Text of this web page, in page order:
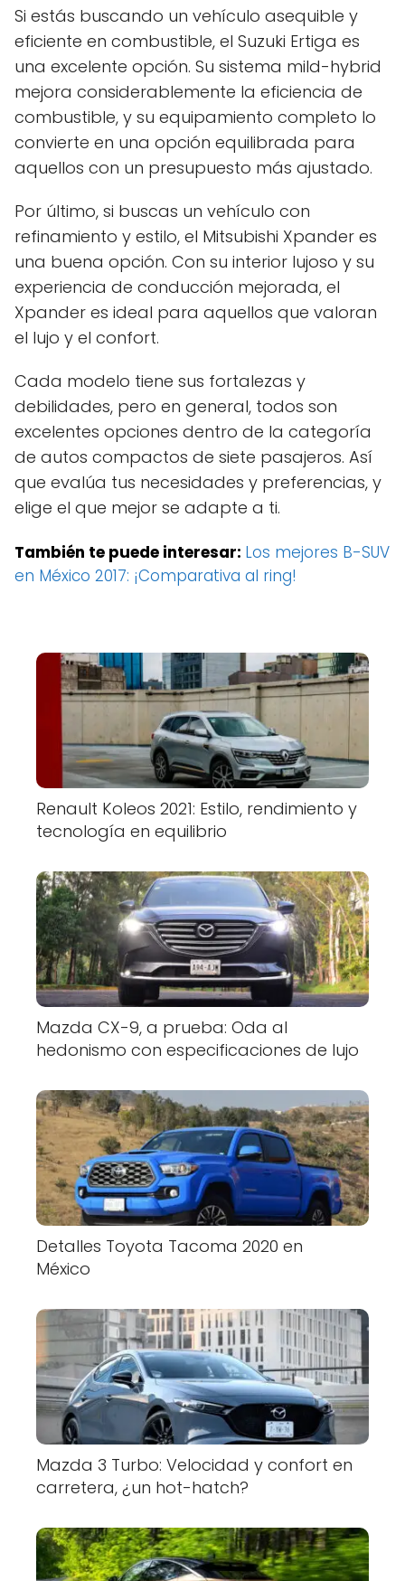
Si estás buscando un vehículo asequible y
eficiente en combustible, el Suzuki Ertiga es
una excelente opción. Su sistema mild-hybrid
mejora considerablemente la eficiencia de
combustible, y su equipamiento completo lo
convierte en una opción equilibrada para
aquellos con un presupuesto más ajustado.
Por último, si buscas un vehículo con
refinamiento y estilo, el Mitsubishi Xpander es
una buena opción. Con su interior lujoso y su
experiencia de conducción mejorada, el
Xpander es ideal para aquellos que valoran
el lujo y el confort.
Cada modelo tiene sus fortalezas y
debilidades, pero en general, todos son
excelentes opciones dentro de la categoría
de autos compactos de siete pasajeros. Así
que evalúa tus necesidades y preferencias, y
elige el que mejor se adapte a ti.
También te puede interesar: Los mejores B-SUV
en México 2017: ¡Comparativa al ring!
Renault Koleos 2021: Estilo, rendimiento y
tecnología en equilibrio
Mazda CX-9, a prueba: Oda al
hedonismo con especificaciones de lujo
Detalles Toyota Tacoma 2020 en
México
Mazda 3 Turbo: Velocidad y confort en
carretera, ¿un hot-hatch?